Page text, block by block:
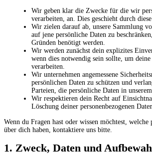
Wir geben klar die Zwecke für die wir
verarbeiten, an. Dies geschieht durch
Wir zielen darauf ab, unsere Sammlung
auf jene persönliche Daten zu
Gründen benötigt werden.
Wir werden zunächst dein explizites
wenn dies notwendig sein sollte, um
verarbeiten.
Wir unternehmen angemessene
persönlichen Daten zu schützen und
Parteien, die persönliche Daten in
Wir respektieren dein Recht auf
Löschung deiner personenbezogenen
Wenn du Fragen hast oder wissen möchtest,
über dich haben, kontaktiere uns bitte.
1. Zweck, Daten und